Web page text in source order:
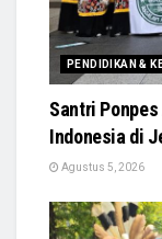
PENDIDIKAN &
Santri
Indonesia di
Agustus 5, 2026